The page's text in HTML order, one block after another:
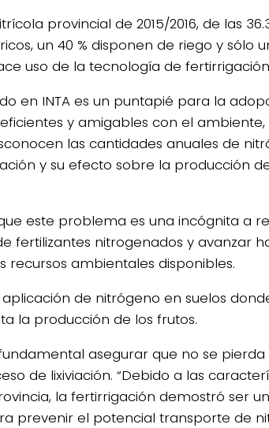
provincial de 2015/2016, de las
un 40 % disponen de riego y sólo
uso de la tecnología de
en INTA es un puntapié para la
y amigables con el
las cantidades anuales de
y su efecto sobre la producción
este problema es una incógnita a
fertilizantes nitrogenados y avanzar
recursos ambientales disponibles.
de nitrógeno en suelos
la producción de los frutos.
asegurar que no se
de lixiviación. “Debido a las
la fertirrigación demostró ser
prevenir el potencial transporte de